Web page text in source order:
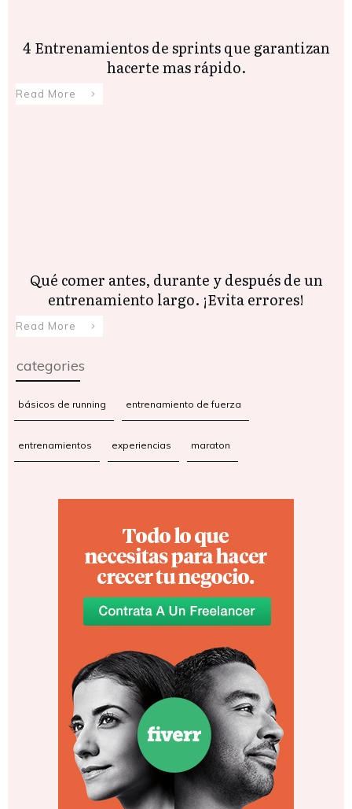
4 Entrenamientos de sprints que garantizan
hacerte mas rápido.
Read More
Qué comer antes, durante y después de un
entrenamiento largo. ¡Evita errores!
Read More
categories
básicos de running entrenamiento de fuerza
entrenamientos experiencias maraton